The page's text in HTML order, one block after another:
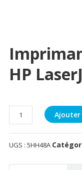
HP
quantité
de
Imprimante
Laser
UGS : 5HH48A